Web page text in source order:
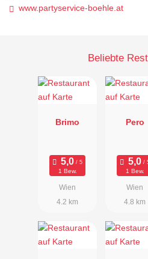
www.partyservice-boehle.at
Beliebte
Brimo
1 Bew.
Wien
4.2 km
Pero
1 Bew.
Wien
4.8 km